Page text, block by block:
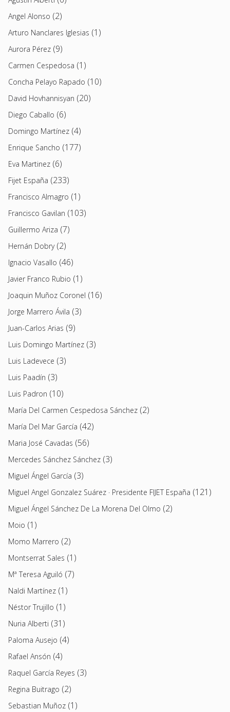
Angel Alonso (2)
Arturo Nanclares Iglesias (1)
Aurora Pérez (9)
Carmen Cespedosa (1)
Concha Pelayo Rapado (10)
David Hovhannisyan (20)
Diego Caballo (6)
Domingo Martínez (4)
Enrique Sancho (177)
Eva Martinez (6)
Fijet España (233)
Francisco Almagro (1)
Francisco Gavilan (103)
Guillermo Ariza (7)
Hernán Dobry(2)
Ignacio Vasallo (46)
Javier Franco Rubio (1)
Joaquin Muñoz Coronel (16)
Jorge Marrero Ávila (3)
Juan-Carlos Arias (9)
Luis Domingo Martínez (3)
Luis Ladevece (3)
Luis Paadín (3)
Luis Padron (10)
María Del Carmen Cespedosa Sánchez (2)
María Del Mar García (42)
Maria José Cavadas (56)
Mercedes Sánchez Sánchez (3)
Miguel Ángel García (3)
Miguel Angel Gonzalez Suárez · Presidente FIJET España (121)
Miguel Ángel Sánchez De La Morena Del Olmo (2)
Moio (1)
Momo Marrero (2)
Montserrat Sales (1)
Mª Teresa Aguiló (7)
Naldi Martínez (1)
Néstor Trujillo (1)
Nuria Alberti (31)
Paloma Ausejo (4)
Rafael Ansón (4)
Raquel García Reyes (3)
Regina Buitrago (2)
Sebastian Muñoz (1)